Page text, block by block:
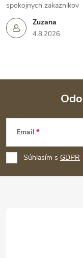
Zuzana
4.8.2026
spokojnych zakaznikov
Z
p
ä
Email
Súhlasím s GDPR